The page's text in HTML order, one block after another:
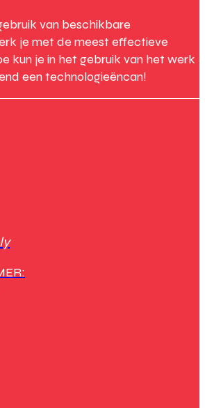
van beschikbare
je met de meest effectieve
kun je in het gebruik van het werk
een technologieëncan!